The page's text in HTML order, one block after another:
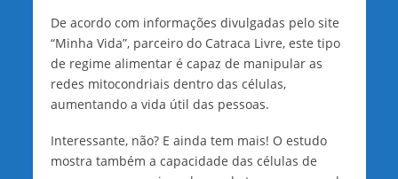
De acordo com informações divulgadas pelo site
“Minha Vida”, parceiro do Catraca Livre, este tipo
de regime alimentar é capaz de manipular as
redes mitocondriais dentro das células,
aumentando a vida útil das pessoas.
Interessante, não? E ainda tem mais! O estudo
mostra também a capacidade das células de